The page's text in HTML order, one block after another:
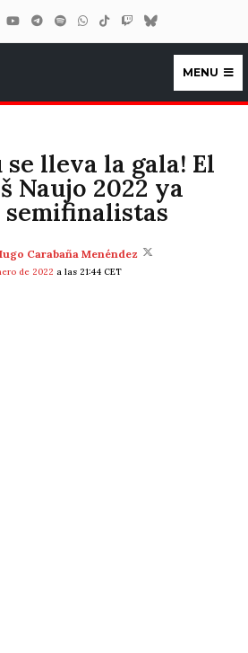
MENU
se lleva la gala! El
Naujo 2022 ya
semifinalistas
Carabaña Menéndez
de 2022 a las 21:44 CET